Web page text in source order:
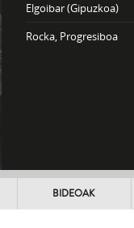
Elgoibar (Gipuzkoa)
Rocka, Progresiboa
BIDEOAK